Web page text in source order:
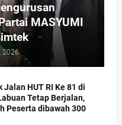
MASYUMI
2026
Jalan HUT RI Ke 81 di
Tetap Berjalan,
Peserta dibawah 300